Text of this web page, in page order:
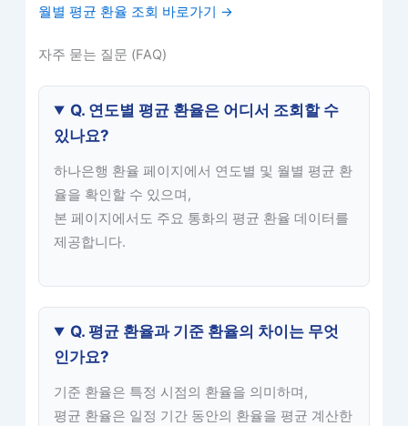
월별 평균 환율 조회 바로가기 →
자주 묻는 질문 (FAQ)
Q. 연도별 평균 환율은 어디서 조회할 수
있나요?
하나은행 환율 페이지에서 연도별 및 월별 평균 환
율을 확인할 수 있으며,
본 페이지에서도 주요 통화의 평균 환율 데이터를
제공합니다.
Q. 평균 환율과 기준 환율의 차이는 무엇
인가요?
기준 환율은 특정 시점의 환율을 의미하며,
평균 환율은 일정 기간 동안의 환율을 평균 계산한